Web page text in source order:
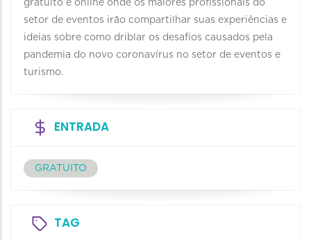
gratuito e online onde os maiores profissionais do
setor de eventos irão compartilhar suas experiências e
ideias sobre como driblar os desafios causados pela
pandemia do novo coronavírus no setor de eventos e
turismo.
ENTRADA
GRATUITO
TAG